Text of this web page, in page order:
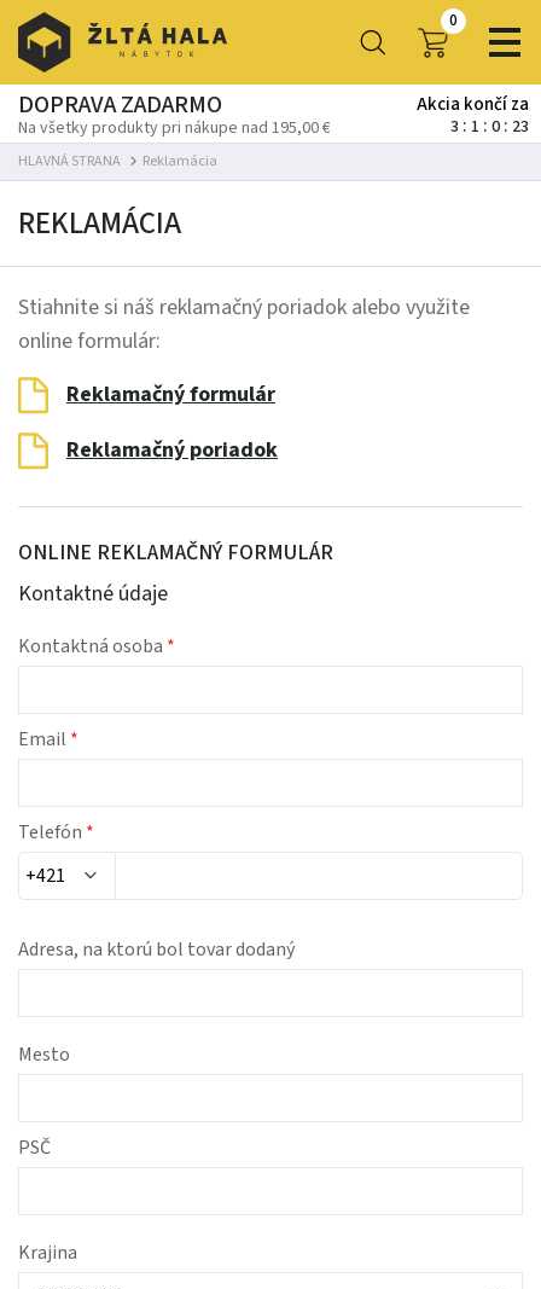
0
DOPRAVA ZADARMO
Na všetky produkty pri nákupe nad 195,00 €
Akcia končí za
3 1 0 23
HLAVNÁ STRANA Reklamácia
REKLAMÁCIA
Stiahnite si náš reklamačný poriadok alebo využite
online formulár:
Reklamačný formulár
Reklamačný poriadok
ONLINE REKLAMAČNÝ FORMULÁR
Kontaktné údaje
Kontaktná osoba *
Email *
Telefón *
Adresa, na ktorú bol tovar dodaný
Mesto
PSČ
Krajina